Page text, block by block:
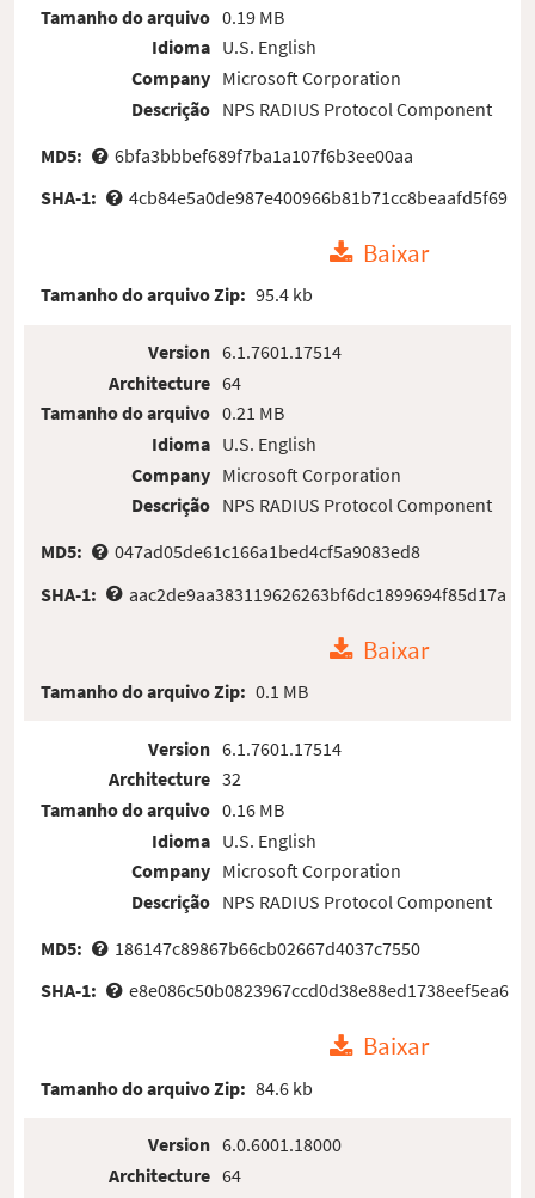
Tamanho do arquivo
Idioma
Company
Descrição
0.19 MB
U.S. English
Microsoft Corporation
NPS RADIUS Protocol Component
MD5:
6bfa3bbbef689f7ba1a107f6b3ee00aa
SHA-1:
4cb84e5a0de987e400966b81b71cc8beaafd5f69
Baixar
Tamanho do arquivo Zip: 95.4 kb
Version
Architecture
Tamanho do arquivo
Idioma
Company
Descrição
6.1.7601.17514
64
0.21 MB
U.S. English
Microsoft Corporation
NPS RADIUS Protocol Component
MD5:
047ad05de61c166a1bed4cf5a9083ed8
SHA-1:
aac2de9aa383119626263bf6dc1899694f85d17a
Baixar
Tamanho do arquivo Zip: 0.1 MB
Version
Architecture
Tamanho do arquivo
Idioma
Company
Descrição
6.1.7601.17514
32
0.16 MB
U.S. English
Microsoft Corporation
NPS RADIUS Protocol Component
MD5:
186147c89867b66cb02667d4037c7550
SHA-1:
e8e086c50b0823967ccd0d38e88ed1738eef5ea6
Baixar
Tamanho do arquivo Zip: 84.6 kb
Version
Architecture
6.0.6001.18000
64